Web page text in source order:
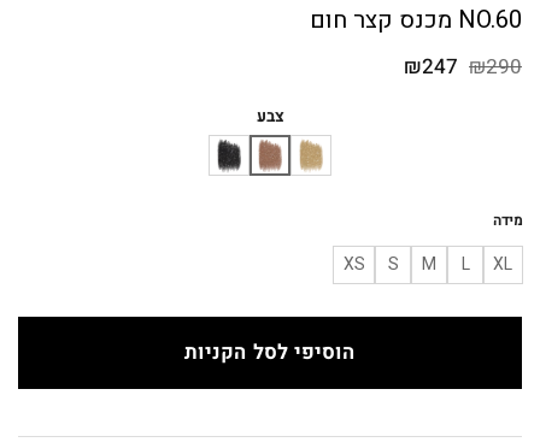
NO.60 מכנס קצר חום
₪290 המחיר
₪247
צבע
מידה
XL
L
M
S
XS
הוסיפי לסל הקניות